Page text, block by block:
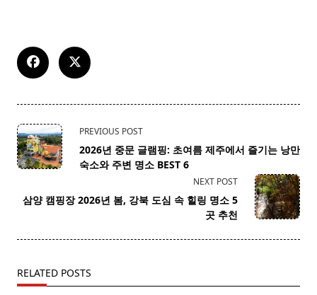
<span
class="nav-
subtitle
reader-
PREVIOUS POST
2026년 중문 글램핑: 초여름 제주에서 즐기는 낭만
숙소와 주변 명소 BEST 6
NEXT POST
삼양 캠핑장 2026년 봄, 강북 도심 속 힐링 명소 5
곳 추천
RELATED POSTS